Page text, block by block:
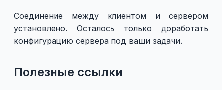
Соединение между клиентом и сервером
установлено. Осталось только доработать
конфигурацию сервера под ваши задачи.
Полезные ссылки